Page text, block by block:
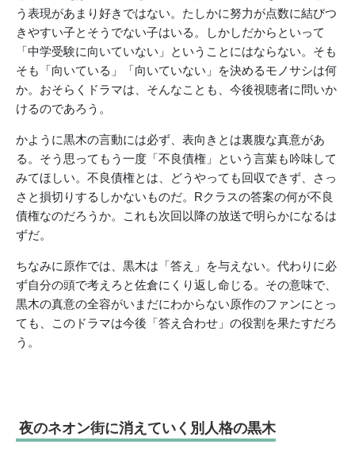
う表現があまり好きではない。たしかに努力が点数に結びつ
きやすい子とそうでない子はいる。しかしだからといって
「中学受験に向いていない」ということにはならない。そも
そも「向いている」「向いていない」を決めるモノサシは何
か。おそらくドラマは、そんなことも、今後視聴者に問いか
けるのであろう。
かように黒木の言動には必ず、表向きとは裏腹な真意があ
る。そう思ってもう一度「不良債権」という言葉も吟味して
みてほしい。不良債権とは、どうやっても回収できず、さっ
さと損切りするしかないものだ。Rクラスの答案の何が不良
債権なのだろうか。これも次回以降の放送で明らかになるは
ずだ。
ちなみに原作では、黒木は「答え」を与えない。代わりに必
ず自分の頭で考えろと佐倉にくり返し命じる。その意味で、
黒木の真意の全容がいまだにわからない原作のファンにとっ
ても、このドラマは今後「答え合わせ」の役割を果たすだろ
う。
夜のネオン街に消えていく別人格の黒木